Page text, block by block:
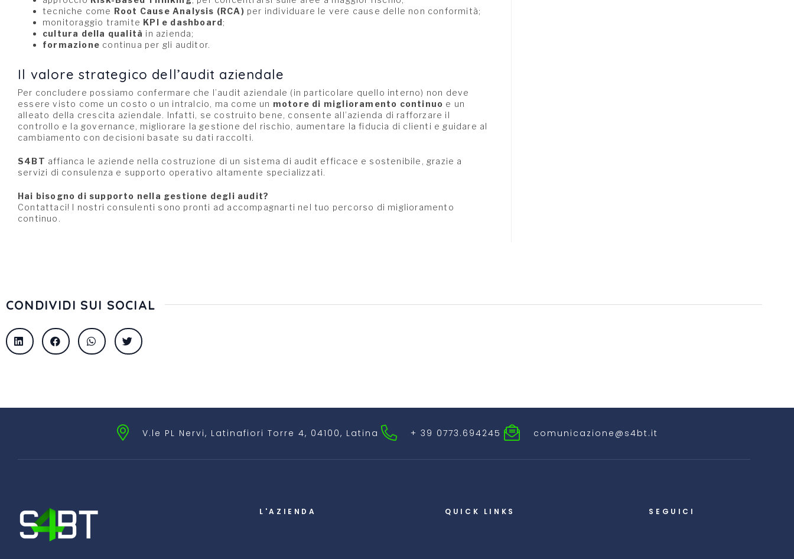
tecniche come Root Cause Analysis (RCA) per individuare le vere cause delle non conformità;
monitoraggio tramite KPI e dashboard;
cultura della qualità in azienda;
formazione continua per gli auditor.
Il valore strategico dell’audit aziendale
Per concludere possiamo confermare che l’audit aziendale (in particolare quello interno) non deve
essere visto come un costo o un intralcio, ma come un motore di miglioramento continuo e un
alleato della crescita aziendale. Infatti, se costruito bene, consente all’azienda di rafforzare il
controllo e la governance, migliorare la gestione del rischio, aumentare la fiducia di clienti e guidare al
cambiamento con decisioni basate su dati raccolti.
S4BT affianca le aziende nella costruzione di un sistema di audit efficace e sostenibile, grazie a
servizi di consulenza e supporto operativo altamente specializzati.
Hai bisogno di supporto nella gestione degli audit?
Contattaci! I nostri consulenti sono pronti ad accompagnarti nel tuo percorso di miglioramento
continuo.
CONDIVIDI SUI SOCIAL
V.le PL Nervi, Latinafiori Torre 4, 04100, Latina + 39 0773.694245 comunicazione@s4bt.it
L'AZIENDA QUICK LINKS SEGUICI